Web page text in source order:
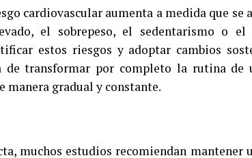
cardiovascular aumenta a medida que se
el sobrepeso, el sedentarismo o
estos riesgos y adoptar cambios
de transformar por completo la rutina de
manera gradual y constante.
muchos estudios recomiendan mantener